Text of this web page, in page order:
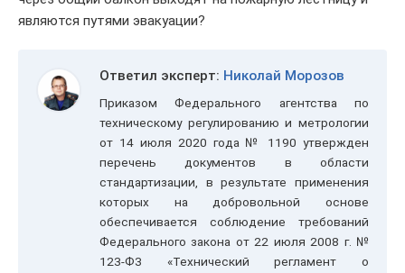
являются путями эвакуации?
Ответил эксперт: Николай Морозов
Приказом Федерального агентства по
техническому регулированию и метрологии
от 14 июля 2020 года № 1190 утвержден
перечень документов в области
стандартизации, в результате применения
которых на добровольной основе
обеспечивается соблюдение требований
Федерального закона от 22 июля 2008 г. №
123-ФЗ «Технический регламент о